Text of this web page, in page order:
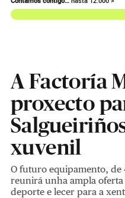
A Factoría
proxecto
xuvenil
O futuro equipamento, de
reunirá unha ampla
deporte e lecer para a